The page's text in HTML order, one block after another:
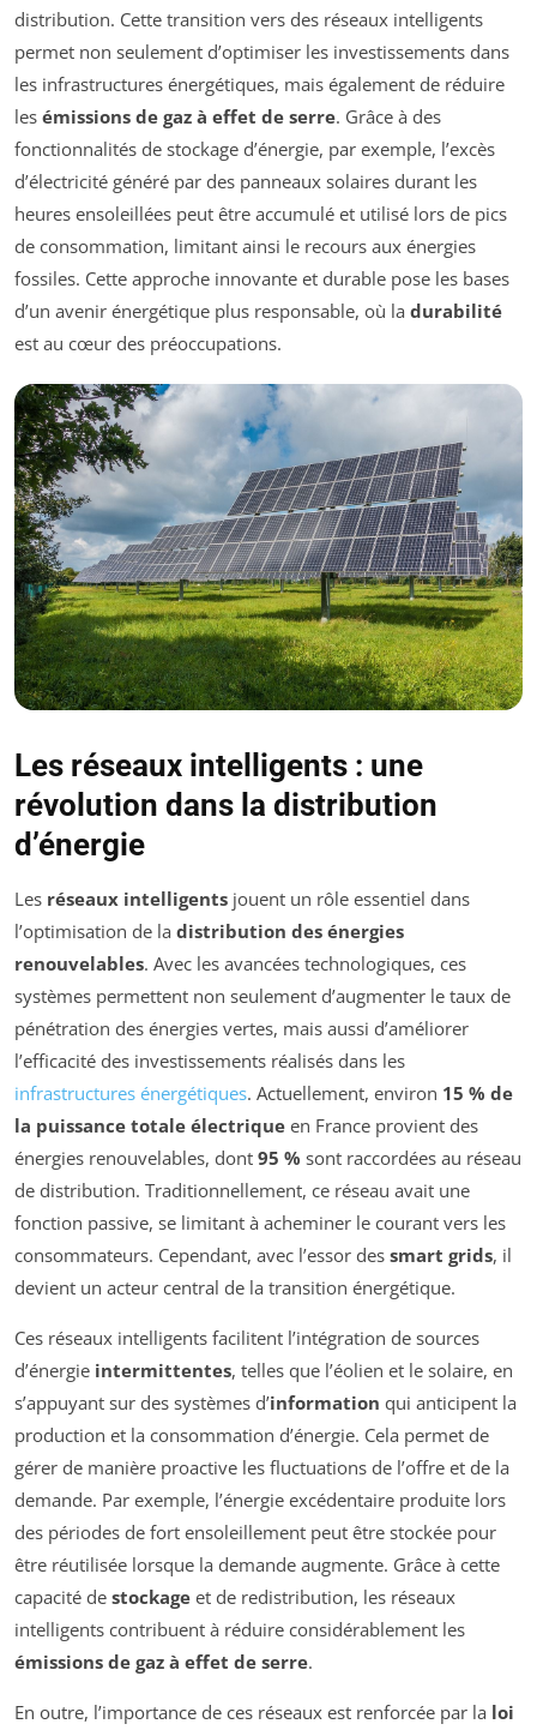
distribution. Cette transition vers des réseaux intelligents
permet non seulement d’optimiser les investissements dans
les infrastructures énergétiques, mais également de réduire
les émissions de gaz à effet de serre. Grâce à des
fonctionnalités de stockage d’énergie, par exemple, l’excès
d’électricité généré par des panneaux solaires durant les
heures ensoleillées peut être accumulé et utilisé lors de pics
de consommation, limitant ainsi le recours aux énergies
fossiles. Cette approche innovante et durable pose les bases
d’un avenir énergétique plus responsable, où la durabilité
est au cœur des préoccupations.
Les réseaux intelligents : une
révolution dans la distribution
d’énergie
Les réseaux intelligents jouent un rôle essentiel dans
l’optimisation de la distribution des énergies
renouvelables. Avec les avancées technologiques, ces
systèmes permettent non seulement d’augmenter le taux de
pénétration des énergies vertes, mais aussi d’améliorer
l’efficacité des investissements réalisés dans les
infrastructures énergétiques. Actuellement, environ 15 % de
la puissance totale électrique en France provient des
énergies renouvelables, dont 95 % sont raccordées au réseau
de distribution. Traditionnellement, ce réseau avait une
fonction passive, se limitant à acheminer le courant vers les
consommateurs. Cependant, avec l’essor des smart grids, il
devient un acteur central de la transition énergétique.
Ces réseaux intelligents facilitent l’intégration de sources
d’énergie intermittentes, telles que l’éolien et le solaire, en
s’appuyant sur des systèmes d’information qui anticipent la
production et la consommation d’énergie. Cela permet de
gérer de manière proactive les fluctuations de l’offre et de la
demande. Par exemple, l’énergie excédentaire produite lors
des périodes de fort ensoleillement peut être stockée pour
être réutilisée lorsque la demande augmente. Grâce à cette
capacité de stockage et de redistribution, les réseaux
intelligents contribuent à réduire considérablement les
émissions de gaz à effet de serre.
En outre, l’importance de ces réseaux est renforcée par la loi